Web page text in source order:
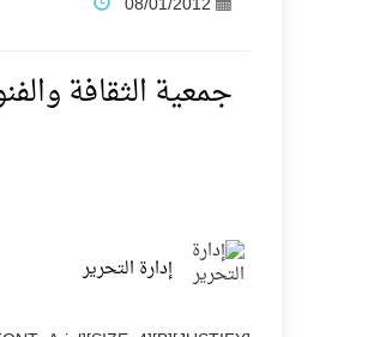
فنّ المكاتب للتجارة توقّع
تنافس قوي بين كبرى
سيل الخير يروي ملاعب
جمعية الثقافة
إدارة التحرير